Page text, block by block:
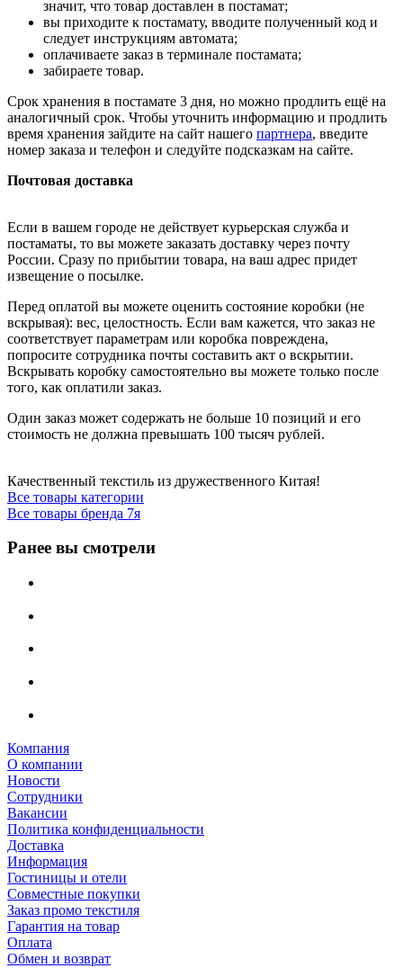
значит, что товар доставлен в постамат;
вы приходите к постамату, вводите полученный код и
следует инструкциям автомата;
оплачиваете заказ в терминале постамата;
забираете товар.
Срок хранения в постамате 3 дня, но можно продлить ещё на
аналогичный срок. Чтобы уточнить информацию и продлить
время хранения зайдите на сайт нашего партнера, введите
номер заказа и телефон и следуйте подсказкам на сайте.
Почтовая доставка
Если в вашем городе не действует курьерская служба и
постаматы, то вы можете заказать доставку через почту
России. Сразу по прибытии товара, на ваш адрес придет
извещение о посылке.
Перед оплатой вы можете оценить состояние коробки (не
вскрывая): вес, целостность. Если вам кажется, что заказ не
соответствует параметрам или коробка повреждена,
попросите сотрудника почты составить акт о вскрытии.
Вскрывать коробку самостоятельно вы можете только после
того, как оплатили заказ.
Один заказ может содержать не больше 10 позиций и его
стоимость не должна превышать 100 тысяч рублей.
Качественный текстиль из дружественного Китая!
Все товары категории
Все товары бренда 7я
Ранее вы смотрели
Компания
О компании
Новости
Сотрудники
Вакансии
Политика конфиденциальности
Доставка
Информация
Гостиницы и отели
Совместные покупки
Заказ промо текстиля
Гарантия на товар
Оплата
Обмен и возврат